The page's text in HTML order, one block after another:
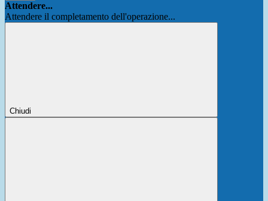
Attendere...
Attendere il completamento dell'operazione...
Chiudi